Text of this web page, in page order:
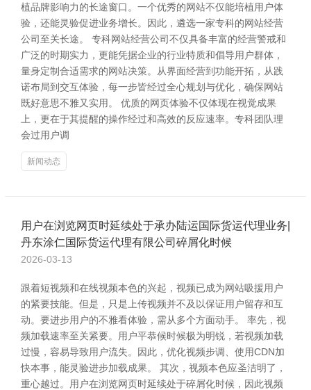
植品牌影响力的长途窗口。一个优秀的网站不仅能培植用户体
验，还能灵验促进业务增长。因此，遴选一家专科的网站经营
公司至关长途。 专科网站经营公司不仅具备丰富的经营警戒和
广泛的时期实力，更能凭据企业的行业特质和倡导用户群体，
量身定制合适需求的网站决策。从界面经营到功能开拓，从践
诺布局到交互体验，每一步皆经过全心规划与优化，确保网站
既好意思不雅又实用。 优质的网页体验不仅体现在视觉成果
上，更在于其提醒的操作经过和高效的反应速率。专科团队理
会过用户调
新闻动态
用户在浏览网页时延续处于承办陆运国际货运代理业务|
丹东涂仁国际货运代理有限公司碎屑化时候
2026-03-13
跟着短视频和在线视频本色的兴起，视频已成为网站吸援用户
的紧要技能。但是，只是上传视频并不及以保证用户留存和互
动。要进步用户的不雅看体验，需从多个方面动手。 率先，视
频加载速率至关紧要。用户平恭候时候极为明锐，若视频加载
过慢，容易导致用户流失。因此，优化视频步调、使用CDN加
快本事，能灵验进步加载成果。 其次，视频本色应圣洁明了，
重心越过。用户在浏览网页时延续处于碎屑化时候，因此视频